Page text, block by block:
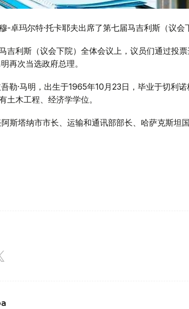
-卓玛尔特·托卡耶夫出席了第七届马吉利斯（议会
吉利斯（议会下院）全体会议上，议员们通过投
再次当选政府总理。
勒·马明，出生于1965年10月23日，毕业于切利
土木工程、经济学学位。
斯塔纳市市长、运输和通讯部部长、哈萨克斯坦